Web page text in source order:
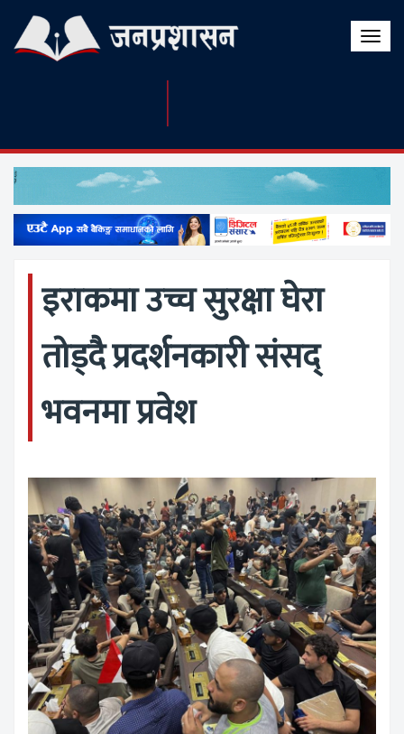
Toggle
इराकमा उच्च सुरक्षा घेरा
तोड्दै प्रदर्शनकारी संसद्
भवनमा प्रवेश